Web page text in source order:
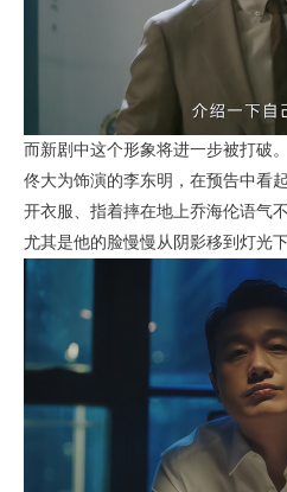
而新剧中这个形象将进一步被打破。
佟大为饰演的李东明，在预告中看
开衣服、指着摔在地上乔海伦语气不
尤其是他的脸慢慢从阴影移到灯光